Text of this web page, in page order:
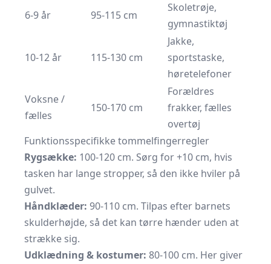
6-9 år
95-115 cm
Skoletrøje,
gymnastiktøj
10-12 år 115-130 cm
Jakke,
sportstaske,
høretelefoner
Voksne /
fælles
150-170 cm
Forældres
frakker, fælles
overtøj
Funktions­specifikke tommelfingerregler
Rygsække: 100-120 cm. Sørg for +10 cm, hvis
tasken har lange stropper, så den ikke hviler på
gulvet.
Håndklæder: 90-110 cm. Tilpas efter barnets
skulderhøjde, så det kan tørre hænder uden at
strække sig.
Udklædning & kostumer: 80-100 cm. Her giver